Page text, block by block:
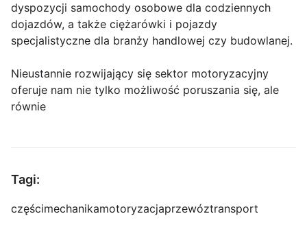
dyspozycji samochody osobowe dla codziennych
dojazdów, a także ciężarówki i pojazdy
specjalistyczne dla branży handlowej czy budowlanej.
Nieustannie rozwijający się sektor motoryzacyjny
oferuje nam nie tylko możliwość poruszania się, ale
równie
Tagi:
częścimechanikamotoryzacjaprzewóztransport